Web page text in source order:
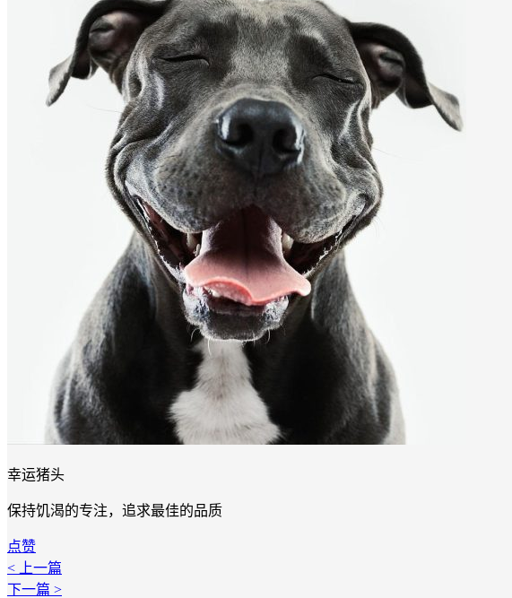
幸运猪头
保持饥渴的专注，追求最佳的品质
点赞
< 上一篇
下一篇 >